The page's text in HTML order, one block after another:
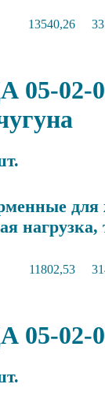
13540,26
02-
для
нагрузка,
11802,53
02-